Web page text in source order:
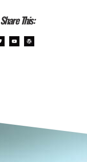
Share This: